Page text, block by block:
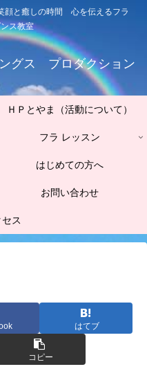
顔と癒しの時間 心を伝えるフラ
ス教室
グス プロダクション
ＨＰとやま（活動について）
フラ レッスン
はじめての方へ
お問い合わせ
ス
はてブ
コピー